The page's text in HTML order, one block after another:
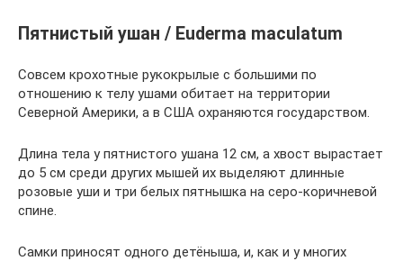
Пятнистый ушан / Euderma maculatum
Совсем крохотные рукокрылые с большими по
отношению к телу ушами обитает на территории
Северной Америки, а в США охраняются государством.
Длина тела у пятнистого ушана 12 см, а хвост вырастает
до 5 см среди других мышей их выделяют длинные
розовые уши и три белых пятнышка на серо-коричневой
спине.
Самки приносят одного детёныша, и, как и у многих